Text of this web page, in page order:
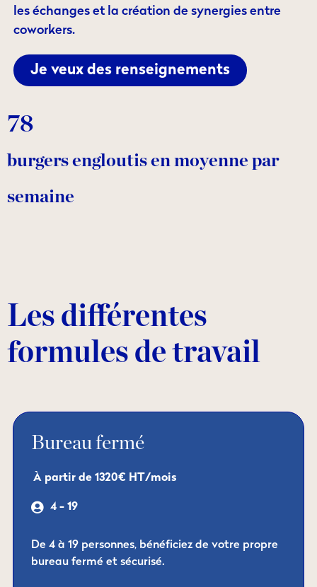
les échanges et la création de synergies entre
coworkers.
Je veux des renseignements
78
burgers engloutis en moyenne par
semaine
Les différentes
formules de travail
Bureau fermé
À partir de 1320€ HT/mois
4 - 19
De 4 à 19 personnes, bénéficiez de votre propre
bureau fermé et sécurisé.